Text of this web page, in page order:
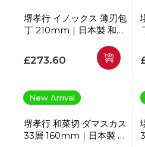
堺孝行 イノックス 薄刃包
丁 210mm｜日本製 和包
通常価格
£273.60
New Arrival
堺孝行 和菜切 ダマスカス
33層 160mm｜日本製 菜